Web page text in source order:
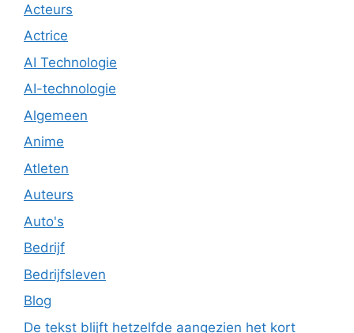
Acteurs
Actrice
AI Technologie
AI-technologie
Algemeen
Anime
Atleten
Auteurs
Auto's
Bedrijf
Bedrijfsleven
Blog
De tekst blijft hetzelfde aangezien het kort